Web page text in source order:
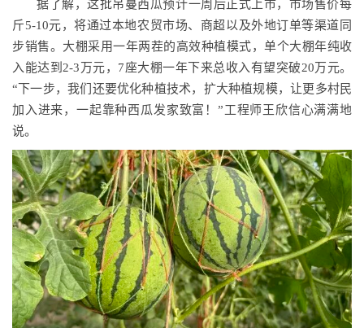
据了解，这批吊蔓西瓜预计一周后正式上市，市场售价每
斤5-10元，将通过本地农贸市场、商超以及外地订单等渠道同
步销售。大棚采用一年两茬的高效种植模式，单个大棚年纯收
入能达到2-3万元，7座大棚一年下来总收入有望突破20万元。
“下一步，我们还要优化种植技术，扩大种植规模，让更多村民
加入进来，一起靠种西瓜发家致富！”工程师王欣信心满满地
说。